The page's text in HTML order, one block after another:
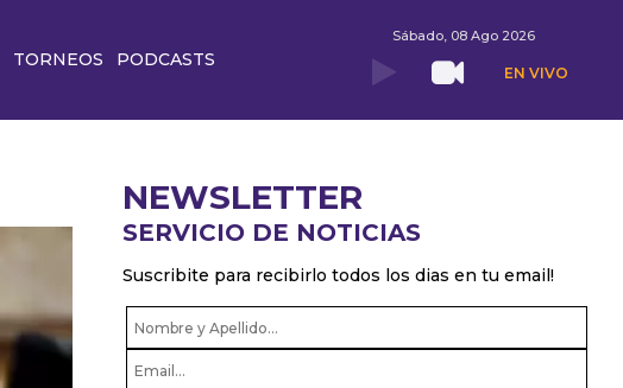
TORNEOS PODCASTS
Sábado, 08 Ago 2026
EN VIVO
NEWSLETTER
SERVICIO DE NOTICIAS
Suscribite para recibirlo todos los dias en tu email!